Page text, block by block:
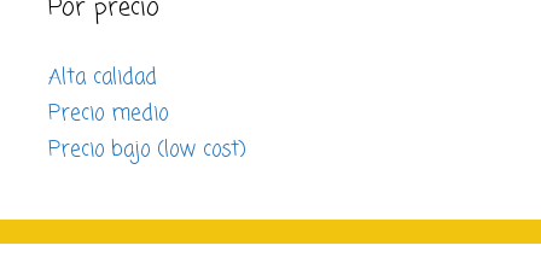
Por precio
Alta calidad
Precio medio
Precio bajo (low cost)